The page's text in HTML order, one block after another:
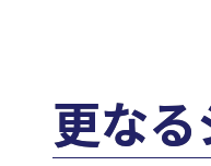
更な